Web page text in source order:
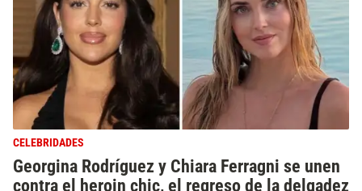
CELEBRIDADES
Georgina Rodríguez y Chiara Ferragni se unen
contra el heroin chic, el regreso de la delgadez